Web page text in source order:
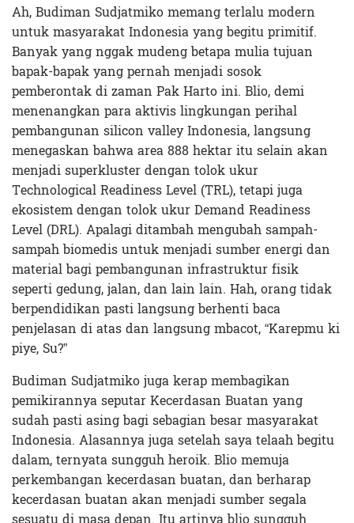
Ah, Budiman Sudjatmiko memang terlalu modern
untuk masyarakat Indonesia yang begitu primitif.
Banyak yang nggak mudeng betapa mulia tujuan
bapak-bapak yang pernah menjadi sosok
pemberontak di zaman Pak Harto ini. Blio, demi
menenangkan para aktivis lingkungan perihal
pembangunan silicon valley Indonesia, langsung
menegaskan bahwa area 888 hektar itu selain akan
menjadi superkluster dengan tolok ukur
Technological Readiness Level (TRL), tetapi juga
ekosistem dengan tolok ukur Demand Readiness
Level (DRL). Apalagi ditambah mengubah sampah-
sampah biomedis untuk menjadi sumber energi dan
material bagi pembangunan infrastruktur fisik
seperti gedung, jalan, dan lain lain. Hah, orang tidak
berpendidikan pasti langsung berhenti baca
penjelasan di atas dan langsung mbacot, “Karepmu ki
piye, Su?”
Budiman Sudjatmiko juga kerap membagikan
pemikirannya seputar Kecerdasan Buatan yang
sudah pasti asing bagi sebagian besar masyarakat
Indonesia. Alasannya juga setelah saya telaah begitu
dalam, ternyata sungguh heroik. Blio memuja
perkembangan kecerdasan buatan, dan berharap
kecerdasan buatan akan menjadi sumber segala